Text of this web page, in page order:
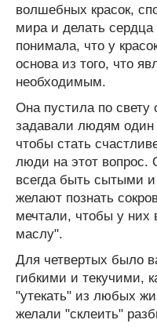
волшебных красок,
мира и делать
понимала, что у
основа из того, что
необходимым.
Она пустила по свету
задавали людям один
чтобы стать
люди на этот вопрос.
всегда быть сытыми
желают познать
мечтали, чтобы у них
маслу".
Для четвертых было
гибкими и текучими,
"утекать" из любых
желали "склеить"